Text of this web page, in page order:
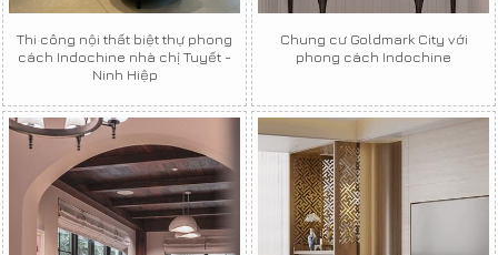
Thi công nội thất biệt thự phong
cách Indochine nhà chị Tuyết -
Ninh Hiệp
Chung cư Goldmark City với
phong cách Indochine